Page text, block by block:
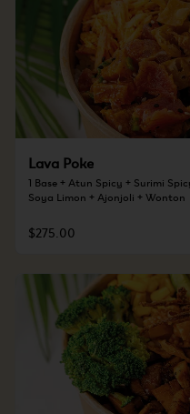
Lava Poke
1 Base + Atun Spicy + Surimi
Soya Limon + Ajonjoli + Wonton
$275.00